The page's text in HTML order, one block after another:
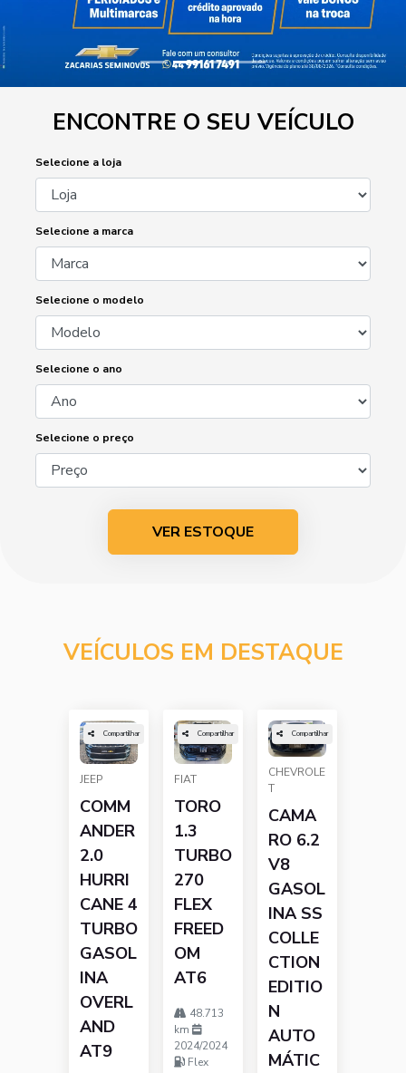
ENCONTRE O SEU VEÍCULO
Selecione a loja
Selecione a marca
Selecione o modelo
Selecione o ano
Selecione o preço
VER ESTOQUE
VEÍCULOS EM DESTAQUE
Compartilhar
JEEP
COMM
ANDER
2.0
HURRI
CANE 4
TURBO
GASOL
INA
OVERL
AND
AT9
Compartilhar
FIAT
TORO
1.3
TURBO
270
FLEX
FREED
OM
AT6
48.713
km
2024/2024
Flex
Compartilhar
CHEVROLE
T
CAMA
RO 6.2
V8
GASOL
INA SS
COLLE
CTION
EDITIO
N
AUTO
MÁTIC